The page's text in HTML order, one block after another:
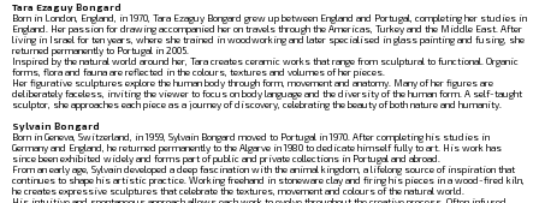
Tara Ezaguy Bongard
Born in London, England, in 1970, Tara Ezaguy Bongard grew up between England and Portugal, completing her studies in
England. Her passion for drawing accompanied her on travels through the Americas, Turkey and the Middle East. After
living in Israel for ten years, where she trained in woodworking and later specialised in glass painting and fusing, she
returned permanently to Portugal in 2005.
Inspired by the natural world around her, Tara creates ceramic works that range from sculptural to functional. Organic
forms, flora and fauna are reflected in the colours, textures and volumes of her pieces.
Her figurative sculptures explore the human body through form, movement and anatomy. Many of her figures are
deliberately faceless, inviting the viewer to focus on body language and the diversity of the human form. A self-taught
sculptor, she approaches each piece as a journey of discovery, celebrating the beauty of both nature and humanity.
Sylvain Bongard
Born in Geneva, Switzerland, in 1959, Sylvain Bongard moved to Portugal in 1970. After completing his studies in
Germany and England, he returned permanently to the Algarve in 1980 to dedicate himself fully to art. His work has
since been exhibited widely and forms part of public and private collections in Portugal and abroad.
From an early age, Sylvain developed a deep fascination with the animal kingdom, a lifelong source of inspiration that
continues to shape his artistic practice. Working freehand in stoneware clay and firing his pieces in a wood-fired kiln,
he creates expressive sculptures that celebrate the textures, movement and colours of the natural world.